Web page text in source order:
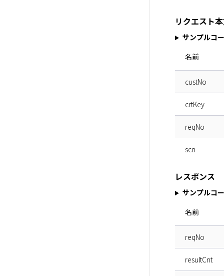
リクエスト
サンプルコ
名前
custNo
crtKey
reqNo
scn
レスポンス
サンプルコ
名前
reqNo
resultCnt